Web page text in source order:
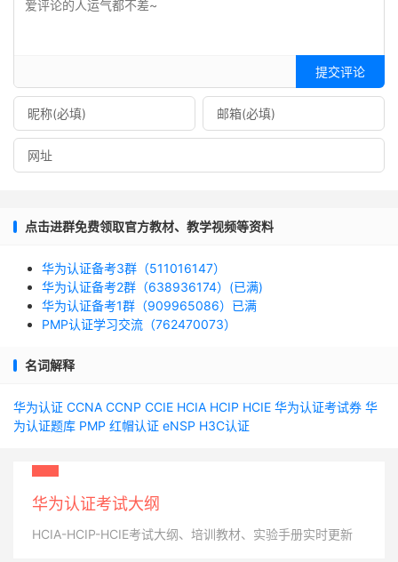
提交评论
点击进群免费领取官方教材、教学视频等资料
华为认证备考3群（511016147）
华为认证备考2群（638936174）(已满)
华为认证备考1群（909965086）已满
PMP认证学习交流（762470073）
名词解释
华为认证 CCNA CCNP CCIE HCIA HCIP HCIE 华为认证考试券 华
为认证题库 PMP 红帽认证 eNSP H3C认证
华为认证考试大纲
HCIA-HCIP-HCIE考试大纲、培训教材、实验手册实时更新